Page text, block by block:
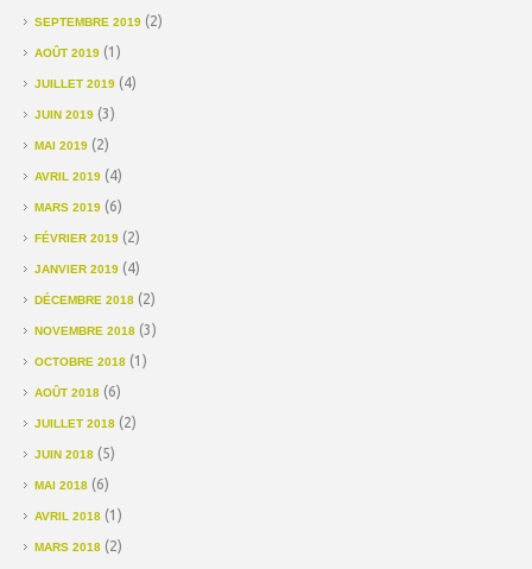
SEPTEMBRE 2019 (2)
AOÛT 2019 (1)
JUILLET 2019 (4)
JUIN 2019 (3)
MAI 2019 (2)
AVRIL 2019 (4)
MARS 2019 (6)
FÉVRIER 2019 (2)
JANVIER 2019 (4)
DÉCEMBRE 2018 (2)
NOVEMBRE 2018 (3)
OCTOBRE 2018 (1)
AOÛT 2018 (6)
JUILLET 2018 (2)
JUIN 2018 (5)
MAI 2018 (6)
AVRIL 2018 (1)
MARS 2018 (2)